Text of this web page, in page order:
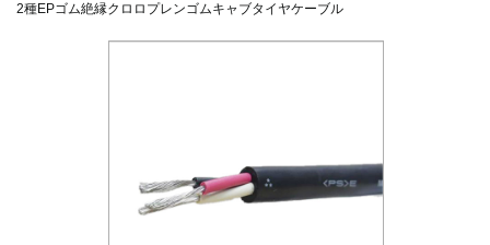
2種EPゴム絶縁クロロプレンゴムキャブタイヤケーブル